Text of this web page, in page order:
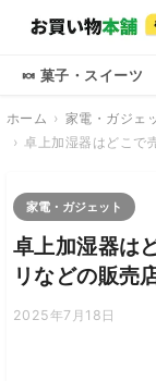
🍬 菓子・スイーツ
ホーム
家電・ガジェ
卓上加湿器はどこで
家電・ガジェット
卓上加湿器は
リなどの販売
2025年7月18日